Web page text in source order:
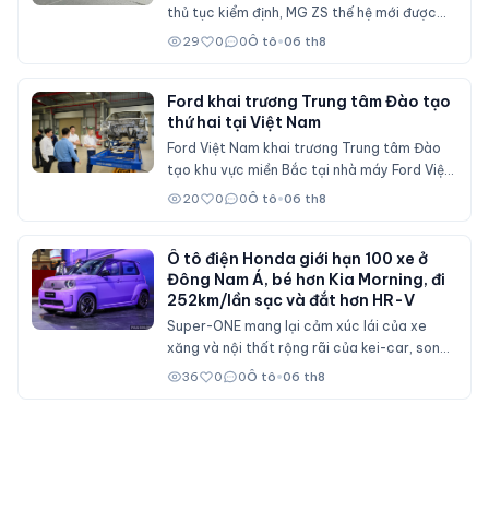
thủ tục kiểm định, MG ZS thế hệ mới được
cho là sẽ sớm mở bán tại Việt Nam với nhiều
trực tiếp Mitsubishi Xforce, Kia Seltos và
Honda HR-V.
29 0 0Ô tô•06 th8
Ford khai trương Trung tâm Đào tạo
thứ hai tại Việt Nam
Ford Việt Nam khai trương Trung tâm Đào
tạo khu vực miền Bắc tại nhà máy Ford Việt
Nam (Hải Phòng), đóng vai trò đào tạo cho
20 0 0Ô tô•06 th8
Ô tô điện Honda giới hạn 100 xe ở
Đông Nam Á, bé hơn Kia Morning, đi
252km/lần sạc và đắt hơn HR-V
Super-ONE mang lại cảm xúc lái của xe
xăng và nội thất rộng rãi của kei-car, song
không dành cho số đông bởi giá bán ngang
36 0 0Ô tô•06 th8